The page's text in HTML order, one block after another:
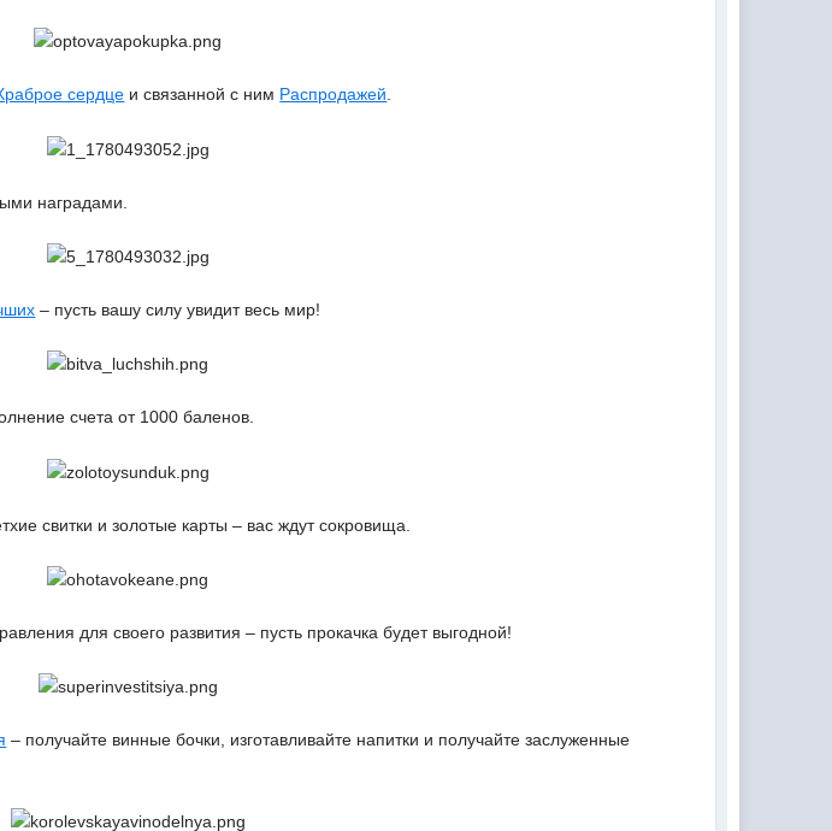
сердце и связанной с ним Распродажей.
наградами.
– пусть вашу силу увидит весь мир!
счета от 1000 баленов.
свитки и золотые карты – вас ждут сокровища.
для своего развития – пусть прокачка будет выгодной!
– получайте винные бочки, изготавливайте напитки и получайте заслуженные